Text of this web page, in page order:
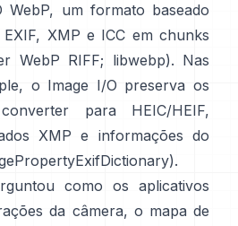
WebP, um formato baseado
XMP e ICC em chunks
WebP RIFF; libwebp). Nas
o Image I/O preserva os
para HEIC/HEIF,
XMP e informações do
).
como os aplicativos
da câmera, o mapa de